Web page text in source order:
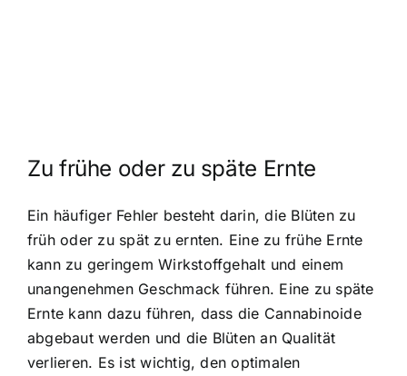
Zu frühe oder zu späte Ernte
Ein häufiger Fehler besteht darin, die Blüten zu
früh oder zu spät zu ernten. Eine zu frühe Ernte
kann zu geringem Wirkstoffgehalt und einem
unangenehmen Geschmack führen. Eine zu späte
Ernte kann dazu führen, dass die Cannabinoide
abgebaut werden und die Blüten an Qualität
verlieren. Es ist wichtig, den optimalen